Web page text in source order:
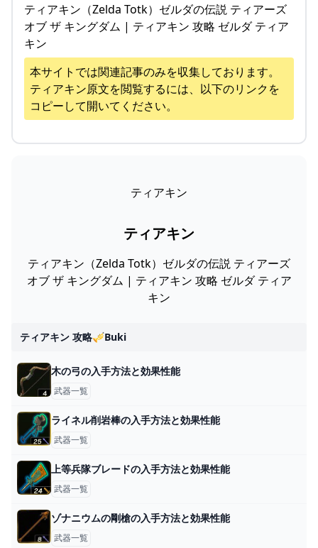
ティアキン（Zelda Totk）ゼルダの伝説 ティアーズ
オブ ザ キングダム | ティアキン 攻略 ゼルダ ティア
キン
本サイトでは関連記事のみを収集しております。
ティアキン原文を閲覧するには、以下のリンクを
コピーして開いてください。
ティアキン
ティアキン
ティアキン（Zelda Totk）ゼルダの伝説 ティアーズ
オブ ザ キングダム | ティアキン 攻略 ゼルダ ティア
キン
ティアキン 攻略🎺buki
木の弓の入手方法と効果性能
武器一覧
ライネル削岩棒の入手方法と効果性能
武器一覧
上等兵隊ブレードの入手方法と効果性能
武器一覧
ゾナニウムの剛槍の入手方法と効果性能
武器一覧